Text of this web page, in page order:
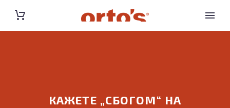
КАЖЕТЕ „СБОГОМ“ НА